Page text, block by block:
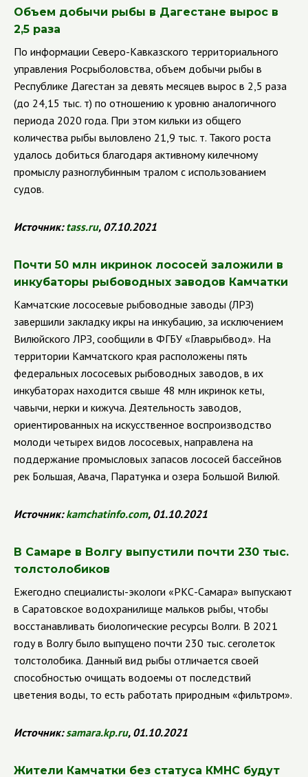
Объем добычи рыбы в Дагестане вырос в
2,5 раза
По информации Северо-Кавказского территориального
управления Росрыболовства, объем добычи рыбы в
Республике Дагестан за девять месяцев вырос в 2,5 раза
(до 24,15 тыс. т) по отношению к уровню аналогичного
периода 2020 года. При этом кильки из общего
количества рыбы выловлено 21,9 тыс. т. Такого роста
удалось добиться благодаря активному килечному
промыслу разноглубинным тралом с использованием
судов.
Источник:tass.ru, 07.10.2021
Почти 50 млн икринок лососей заложили в
инкубаторы рыбоводных заводов Камчатки
Камчатские лососевые рыбоводные заводы (ЛРЗ)
завершили закладку икры на инкубацию, за исключением
Вилюйского ЛРЗ, сообщили в ФГБУ «Главрыбвод». На
территории Камчатского края расположены пять
федеральных лососевых рыбоводных заводов, в их
инкубаторах находится свыше 48 млн икринок кеты,
чавычи, нерки и кижуча. Деятельность заводов,
ориентированных на искусственное воспроизводство
молоди четырех видов лососевых, направлена на
поддержание промысловых запасов лососей бассейнов
рек Большая, Авача, Паратунка и озера Большой Вилюй.
Источник:kamchatinfo.com, 01.10.2021
В Самаре в Волгу выпустили почти 230 тыс.
толстолобиков
Ежегодно специалисты-экологи «РКС-Самара» выпускают
в Саратовское водохранилище мальков рыбы, чтобы
восстанавливать биологические ресурсы Волги. В 2021
году в Волгу было выпущено почти 230 тыс. сеголеток
толстолобика. Данный вид рыбы отличается своей
способностью очищать водоемы от последствий
цветения воды, то есть работать природным «фильтром».
Источник:samara.kp.ru, 01.10.2021
Жители Камчатки без статуса КМНС будут